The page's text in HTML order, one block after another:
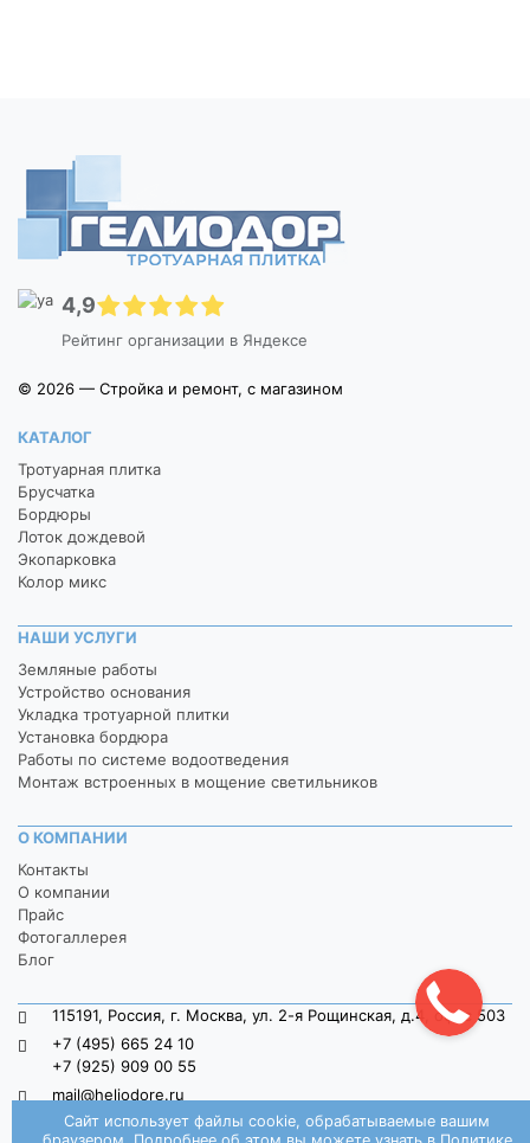
4,9
Рейтинг организации в Яндексе
© 2026 — Стройка и ремонт, с магазином
КАТАЛОГ
Тротуарная плитка
Брусчатка
Бордюры
Лоток дождевой
Экопарковка
Колор микс
НАШИ УСЛУГИ
Земляные работы
Устройство основания
Укладка тротуарной плитки
Установка бордюра
Работы по системе водоотведения
Монтаж встроенных в мощение светильников
О КОМПАНИИ
Контакты
О компании
Прайс
Фотогаллерея
Блог
115191, Россия, г. Москва, ул. 2-я Рощинская, д.4, офис 503
+7 (495) 665 24 10
+7 (925) 909 00 55
mail@heliodore.ru
пн-пт: 9:00 — 20:00, сб-вс: 9:00 — 18:00
Сайт использует файлы cookie, обрабатываемые вашим